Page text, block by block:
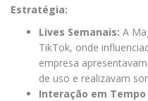
Estratégia:
Lives Semanais: A
TikTok, onde
empresa
de uso e realizavam
Interação em Tempo